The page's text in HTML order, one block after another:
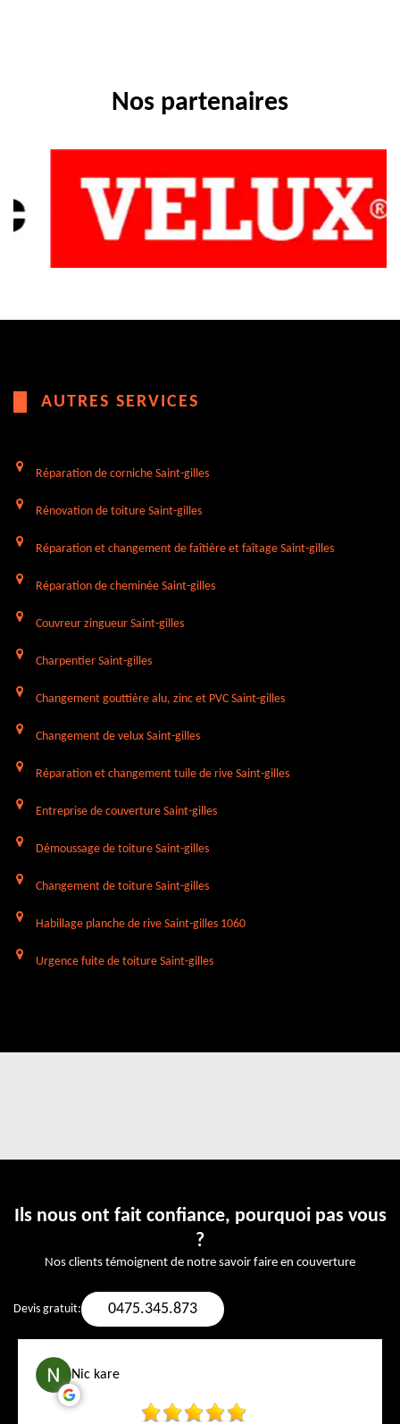
Nos partenaires
AUTRES SERVICES
Réparation de corniche Saint-gilles
Rénovation de toiture Saint-gilles
Réparation et changement de faîtière et faîtage Saint-gilles
Réparation de cheminée Saint-gilles
Couvreur zingueur Saint-gilles
Charpentier Saint-gilles
Changement gouttière alu, zinc et PVC Saint-gilles
Changement de velux Saint-gilles
Réparation et changement tuile de rive Saint-gilles
Entreprise de couverture Saint-gilles
Démoussage de toiture Saint-gilles
Changement de toiture Saint-gilles
Habillage planche de rive Saint-gilles 1060
Urgence fuite de toiture Saint-gilles
Ils nous ont fait confiance, pourquoi pas vous
?
Nos clients témoignent de notre savoir faire en couverture
Devis gratuit: 0475.345.873
Nic kare